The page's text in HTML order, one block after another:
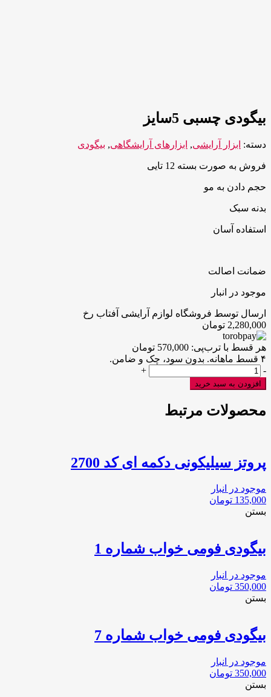
بیگودی چسبی 5سایز
دسته: ابزار آرایشی, ابزارهای آرایشگاهی, بیگودی
فروش به صورت بسته 12 تایی
حجم دادن به مو
بدنه سبک
استفاده آسان
ضمانت اصالت
موجود در انبار
ارسال توسط فروشگاه لوازم آرایشی آفتاب رخ
2,280,000 تومان
هر قسط با ترب‌پی: 570,000 تومان
۴ قسط ماهانه. بدون سود، چک و ضامن.
بیگودی
چسبی
5سایز
-
+
افزودن به سبد خرید
محصولات مرتبط
پروتز سیلیکونی دکمه ای کد 2700
موجود در انبار
135,000 تومان
بستن
بیگودی فومی خواب شماره 1
موجود در انبار
350,000 تومان
بستن
بیگودی فومی خواب شماره 7
موجود در انبار
350,000 تومان
بستن